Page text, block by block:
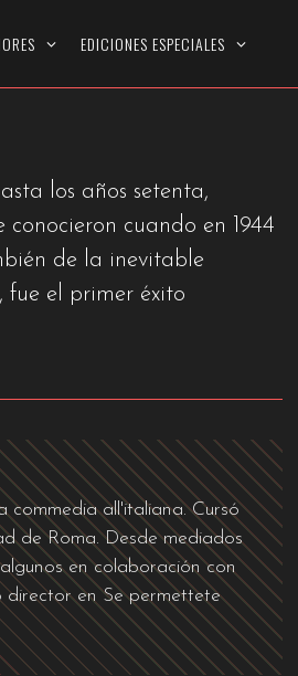
EDICIONES ESPECIALES
los años setenta,
cuando en 1944
de la inevitable
fue el primer éxito
commedia all'italiana. Cursó
de Roma. Desde mediados
en colaboración con
director en Se permettete